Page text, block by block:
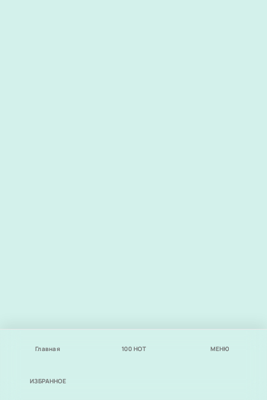
Главная 100 НОТ МЕНЮ
ИЗБРАННОЕ